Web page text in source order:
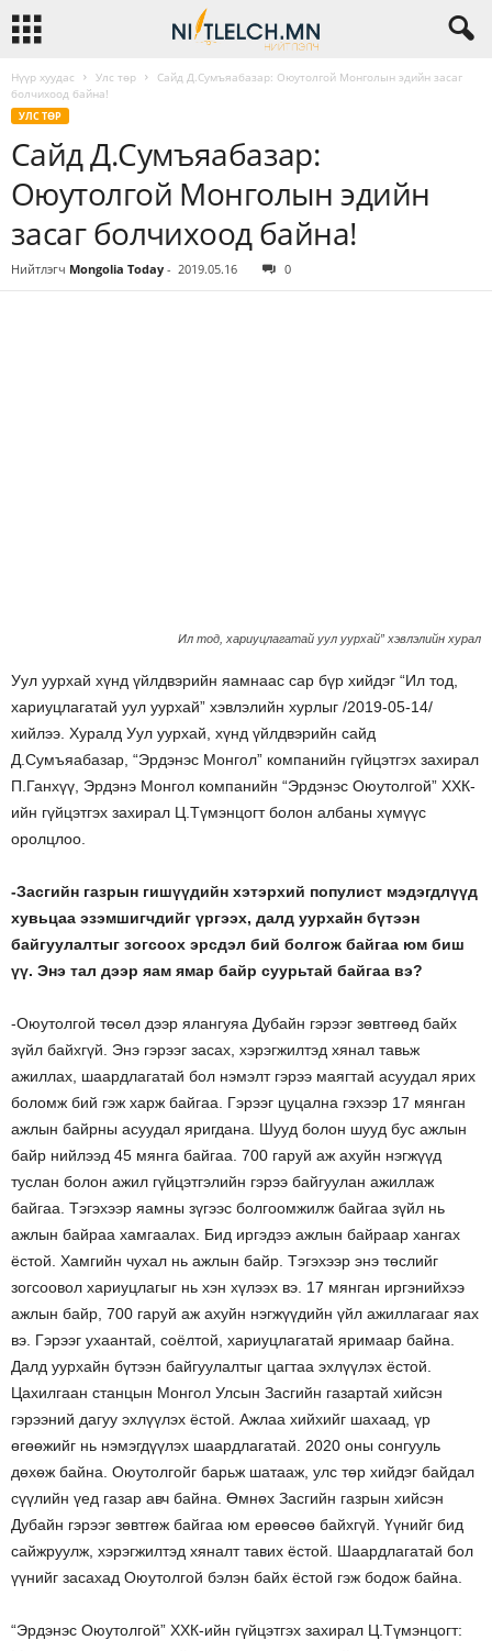
Нүүр хуудас Улс төр
Сайд Д.Сумъяабазар: Оюутолгой Монголын эдийн засаг
болчихоод байна!
УЛС ТӨР
Сайд Д.Сумъяабазар:
Оюутолгой Монголын эдийн
засаг болчихоод байна!
Нийтлэгч Mongolia Today - 2019.05.16 0
Ил тод, хариуцлагатай уул уурхай” хэвлэлийн хурал
Уул уурхай хүнд үйлдвэрийн яамнаас сар бүр хийдэг “Ил тод,
хариуцлагатай уул уурхай” хэвлэлийн хурлыг /2019-05-14/
хийлээ. Хуралд Уул уурхай, хүнд үйлдвэрийн сайд
Д.Сумъяабазар, “Эрдэнэс Монгол” компанийн гүйцэтгэх захирал
П.Ганхүү, Эрдэнэ Монгол компанийн “Эрдэнэс Оюутолгой” ХХК-
ийн гүйцэтгэх захирал Ц.Түмэнцогт болон албаны хүмүүс
оролцлоо.
-Засгийн газрын гишүүдийн хэтэрхий популист мэдэгдлүүд
хувьцаа эзэмшигчдийг үргээх, далд уурхайн бүтээн
байгуулалтыг зогсоох эрсдэл бий болгож байгаа юм биш
үү. Энэ тал дээр яам ямар байр суурьтай байгаа вэ?
-Оюутолгой төсөл дээр ялангуяа Дубайн гэрээг зөвтгөөд байх
зүйл байхгүй. Энэ гэрээг засах, хэрэгжилтэд хянал тавьж
ажиллах, шаардлагатай бол нэмэлт гэрээ маягтай асуудал ярих
боломж бий гэж харж байгаа. Гэрээг цуцална гэхээр 17 мянган
ажлын байрны асуудал яригдана. Шууд болон шууд бус ажлын
байр нийлээд 45 мянга байгаа. 700 гаруй аж ахуйн нэгжүүд
туслан болон ажил гүйцэтгэлийн гэрээ байгуулан ажиллаж
байгаа. Тэгэхээр яамны зүгээс болгоомжилж байгаа зүйл нь
ажлын байраа хамгаалах. Бид иргэдээ ажлын байраар хангах
ёстой. Хамгийн чухал нь ажлын байр. Тэгэхээр энэ төслийг
зогсоовол хариуцлагыг нь хэн хүлээх вэ. 17 мянган иргэнийхээ
ажлын байр, 700 гаруй аж ахуйн нэгжүүдийн үйл ажиллагааг яах
вэ. Гэрээг ухаантай, соёлтой, хариуцлагатай яримаар байна.
Далд уурхайн бүтээн байгуулалтыг цагтаа эхлүүлэх ёстой.
Цахилгаан станцын Монгол Улсын Засгийн газартай хийсэн
гэрээний дагуу эхлүүлэх ёстой. Ажлаа хийхийг шахаад, үр
өгөөжийг нь нэмэгдүүлэх шаардлагатай. 2020 оны сонгууль
дөхөж байна. Оюутолгойг барьж шатааж, улс төр хийдэг байдал
сүүлийн үед газар авч байна. Өмнөх Засгийн газрын хийсэн
Дубайн гэрээг зөвтгөж байгаа юм ерөөсөө байхгүй. Үүнийг бид
сайжруулж, хэрэгжилтэд хяналт тавих ёстой. Шаардлагатай бол
үүнийг засахад Оюутолгой бэлэн байх ёстой гэж бодож байна.
“Эрдэнэс Оюутолгой” ХХК-ийн гүйцэтгэх захирал Ц.Түмэнцогт: